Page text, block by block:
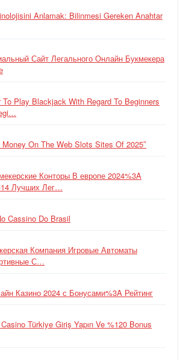
Anlamak: Bilinmesi Gereken Anahtar
Сайт Легального Онлайн Букмекера
To Play Blackjack With Regard To Beginners
On The Web Slots Sites Of 2025″
Конторы В европе 2024%3A
14 Лучших Лег…
Cassino Do Brasil
Компания Игровые Автоматы
С…
Казино 2024 с Бонусами%3A Рейтинг
Türkiye Giriş Yapın Ve %120 Bonus